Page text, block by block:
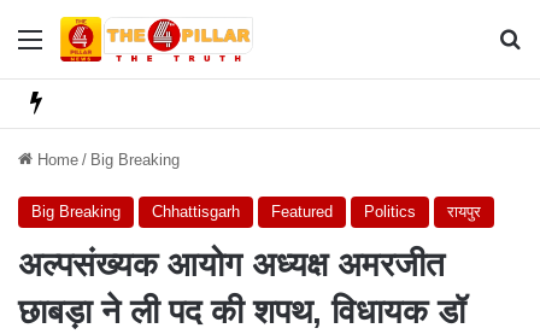
Menu
Home / Big Breaking
Big Breaking Chhattisgarh Featured Politics रायपुर
अल्पसंख्यक आयोग अध्यक्ष अमरजीत
छाबड़ा ने ली पद की शपथ, विधायक डॉ